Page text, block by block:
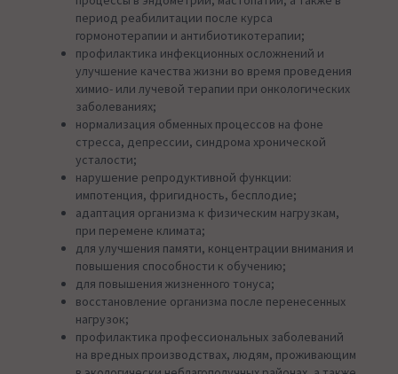
период реабилитации после курса
гормонотерапии и антибиотикотерапии;
профилактика инфекционных осложнений и
улучшение качества жизни во время проведения
химио- или лучевой терапии при онкологических
заболеваниях;
нормализация обменных процессов на фоне
стресса, депрессии, синдрома хронической
усталости;
нарушение репродуктивной функции:
импотенция, фригидность, бесплодие;
адаптация организма к физическим нагрузкам,
при перемене климата;
для улучшения памяти, концентрации внимания и
повышения способности к обучению;
для повышения жизненного тонуса;
восстановление организма после перенесенных
нагрузок;
профилактика профессиональных заболеваний
на вредных производствах, людям, проживающим